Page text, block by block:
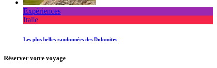
Expériences
Italie
Les plus belles randonnées des Dolomites
Réserver votre voyage